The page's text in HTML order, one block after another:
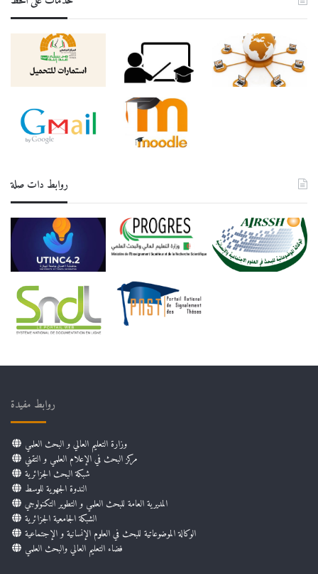
روابط دات صلة
روابط مفيدة
وزارة التعليم العالي و البحث العلمي
مركز البحث في الإعلام العلمي و التقني
شبكة البحث الجزائرية
الندوة الجهوية للوسط
المديرية العامة للبحث العلمي و التطوير التكنولوجي
الشبكة الجامعية الجزائرية
الوكالة الموضوعاتية للبحث في العلوم الإنسانية و الإجتماعية
فضاء التعليم العالي والبحث العلمي